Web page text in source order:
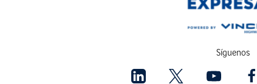
Síguenos